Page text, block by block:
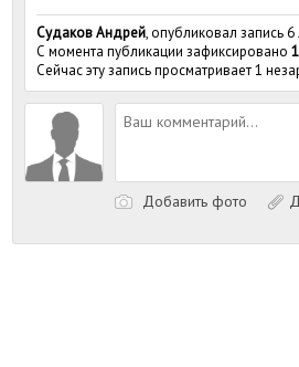
Судаков Андрей, опубликовал запись 6
С момента публикации зафиксировано
Сейчас эту запись просматривает 1
Добавить фото